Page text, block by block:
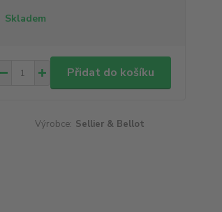
Skladem
Přidat do košíku
Výrobce: Sellier & Bellot